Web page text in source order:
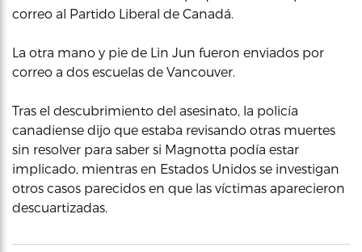
correo al Partido Liberal de Canadá.
La otra mano y pie de Lin Jun fueron enviados por
correo a dos escuelas de Vancouver.
Tras el descubrimiento del asesinato, la policía
canadiense dijo que estaba revisando otras muertes
sin resolver para saber si Magnotta podía estar
implicado, mientras en Estados Unidos se investigan
otros casos parecidos en que las víctimas aparecieron
descuartizadas.